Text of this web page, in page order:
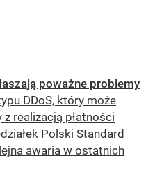
poważne problemy
DDoS, który może
realizacją płatności
Polski Standard
awaria w ostatnich